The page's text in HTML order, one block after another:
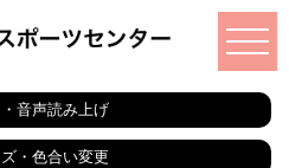
音声読み上げ
・色合い変更